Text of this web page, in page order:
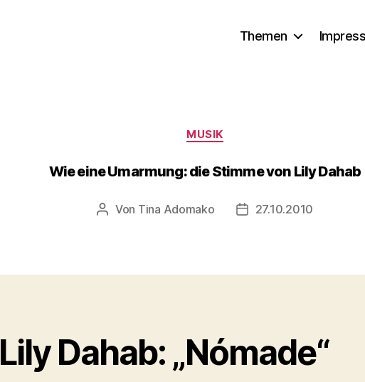
Themen
Kategorien
MUSIK
Wie eine Umarmung: die Stimme von Lily Dahab
Beitragsautor
Von Tina Adomako Veröffentlichungsdatum
27.10.2010
Lily Dahab: „Nómade“